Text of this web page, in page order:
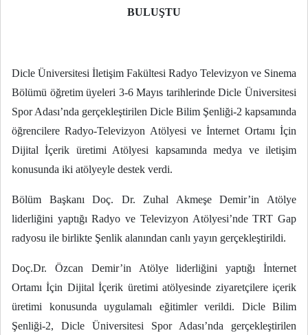
BULUŞTU
Dicle Üniversitesi İletişim Fakültesi Radyo Televizyon ve Sinema
Bölümü öğretim üyeleri 3-6 Mayıs tarihlerinde Dicle Üniversitesi
Spor Adası’nda gerçekleştirilen Dicle Bilim Şenliği-2 kapsamında
öğrencilere Radyo-Televizyon Atölyesi ve İnternet Ortamı İçin
Dijital İçerik üretimi Atölyesi kapsamında medya ve iletişim
konusunda iki atölyeyle destek verdi.
Bölüm Başkanı Doç. Dr. Zuhal Akmeşe Demir’in Atölye
liderliğini yaptığı Radyo ve Televizyon Atölyesi’nde TRT Gap
radyosu ile birlikte Şenlik alanından canlı yayın gerçekleştirildi.
Doç.Dr. Özcan Demir’in Atölye liderliğini yaptığı İnternet
Ortamı İçin Dijital İçerik üretimi atölyesinde ziyaretçilere içerik
üretimi konusunda uygulamalı eğitimler verildi. Dicle Bilim
Şenliği-2, Dicle Üniversitesi Spor Adası’nda gerçekleştirilen